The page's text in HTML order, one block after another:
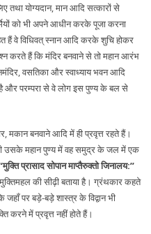
तथा योग्यदान, मान आदि सत्कारों से
को भी अपने आधीन करके पूजा करना
हैं वे विधिवत् स्नान आदि करके शुचि होकर
करते हैं कि मंदिर बनवाने से तो महान आरंभ
वसतिका और स्वाध्याय भवन आदि
है और परम्परा से वे लोग इस पुण्य के बल से
मकान बनवाने आदि में ही प्रवृत्त रहते हैं।
उसके महान पुण्य में वह समुद्र के जल में एक
प्रासाद सोपान माप्तैरुक्तो जिनालय:’’
की सीढ़ी बताया है। ग्रंथकार कहते
जहाँ पर बड़े-बड़े शास्त्र के विद्वान भी
करने में प्रवृत्त नहीं होते हैं।